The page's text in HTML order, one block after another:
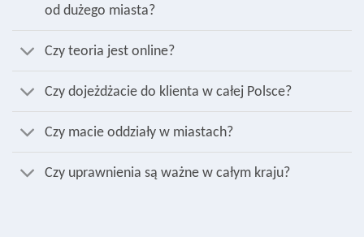
od dużego miasta?
Czy teoria jest online?
Czy dojeżdżacie do klienta w całej Polsce?
Czy macie oddziały w miastach?
Czy uprawnienia są ważne w całym kraju?